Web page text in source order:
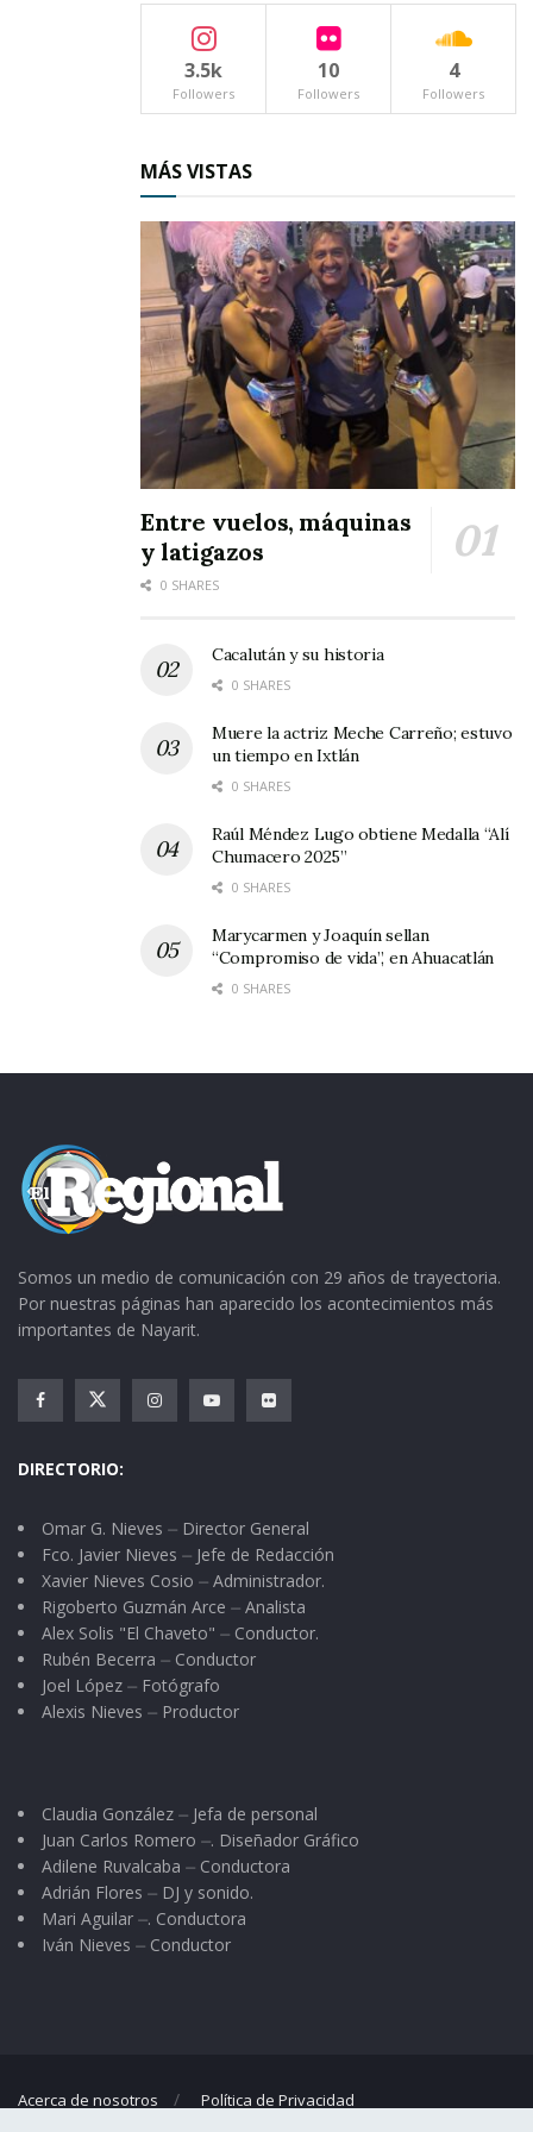
Miguel Ángel Navarro Quintero
3.5k
Followers
10
Followers
4
Followers
MÁS VISTAS
Entre vuelos, máquinas
y latigazos
0 SHARES
Cacalután y su historia
0 SHARES
Muere la actriz Meche Carreño; estuvo
un tiempo en Ixtlán
0 SHARES
Raúl Méndez Lugo obtiene Medalla “Alí
Chumacero 2025”
0 SHARES
Marycarmen y Joaquín sellan
“Compromiso de vida”, en Ahuacatlán
0 SHARES
Somos un medio de comunicación con 29 años de trayectoria.
Por nuestras páginas han aparecido los acontecimientos más
importantes de Nayarit.
DIRECTORIO:
Omar G. Nieves ⏤ Director General
Fco. Javier Nieves ⏤ Jefe de Redacción
Xavier Nieves Cosio ⏤ Administrador.
Rigoberto Guzmán Arce ⏤ Analista
Alex Solis "El Chaveto" ⏤ Conductor.
Rubén Becerra ⏤ Conductor
Joel López ⏤ Fotógrafo
Alexis Nieves ⏤ Productor
Claudia González ⏤ Jefa de personal
Juan Carlos Romero ⏤. Diseñador Gráfico
Adilene Ruvalcaba ⏤ Conductora
Adrián Flores ⏤ DJ y sonido.
Mari Aguilar ⏤. Conductora
Iván Nieves ⏤ Conductor
Acerca de nosotros Política de Privacidad